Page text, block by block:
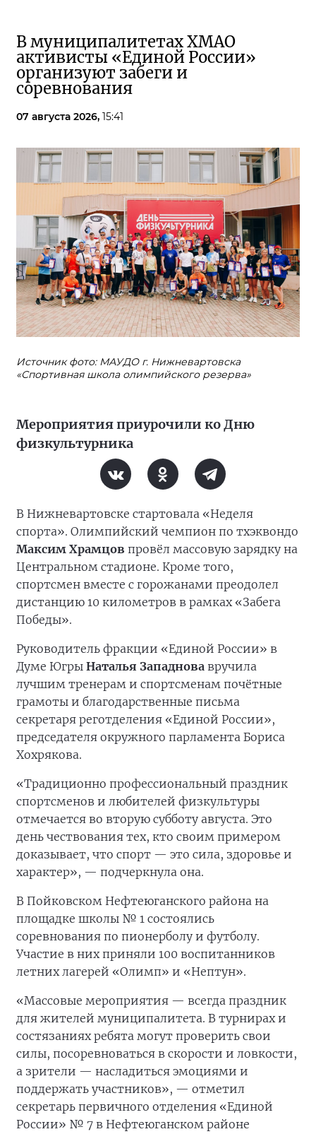
В муниципалитетах ХМАО
активисты «Единой России»
организуют забеги и
соревнования
07 августа 2026, 15:41
Источник фото: МАУДО г. Нижневартовска
«Спортивная школа олимпийского резерва»
Мероприятия приурочили ко Дню
физкультурника
В Нижневартовске стартовала «Неделя
спорта». Олимпийский чемпион по тхэквондо
Максим Храмцов провёл массовую зарядку на
Центральном стадионе. Кроме того,
спортсмен вместе с горожанами преодолел
дистанцию 10 километров в рамках «Забега
Победы».
Руководитель фракции «Единой России» в
Думе Югры Наталья Западнова вручила
лучшим тренерам и спортсменам почётные
грамоты и благодарственные письма
секретаря реготделения «Единой России»,
председателя окружного парламента Бориса
Хохрякова.
«Традиционно профессиональный праздник
спортсменов и любителей физкультуры
отмечается во вторую субботу августа. Это
день чествования тех, кто своим примером
доказывает, что спорт — это сила, здоровье и
характер», — подчеркнула она.
В Пойковском Нефтеюганского района на
площадке школы № 1 состоялись
соревнования по пионерболу и футболу.
Участие в них приняли 100 воспитанников
летних лагерей «Олимп» и «Нептун».
«Массовые мероприятия — всегда праздник
для жителей муниципалитета. В турнирах и
состязаниях ребята могут проверить свои
силы, посоревноваться в скорости и ловкости,
а зрители — насладиться эмоциями и
поддержать участников», — отметил
секретарь первичного отделения «Единой
России» № 7 в Нефтеюганском районе